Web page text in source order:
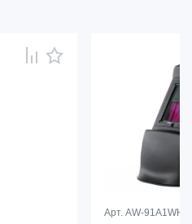
Арт. AW-91A1WH